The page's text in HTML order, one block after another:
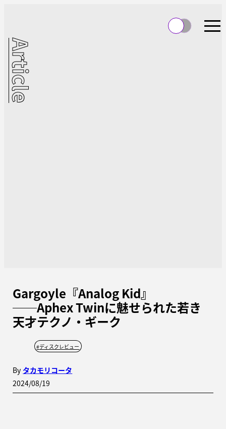
Article
Gargoyle『Analog Kid』
──Aphex Twinに魅せられた若き
天才テクノ・ギーク
#ディスクレビュー
By タカモリコータ
2024/08/19